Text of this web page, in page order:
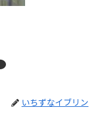
いちずなイブリン